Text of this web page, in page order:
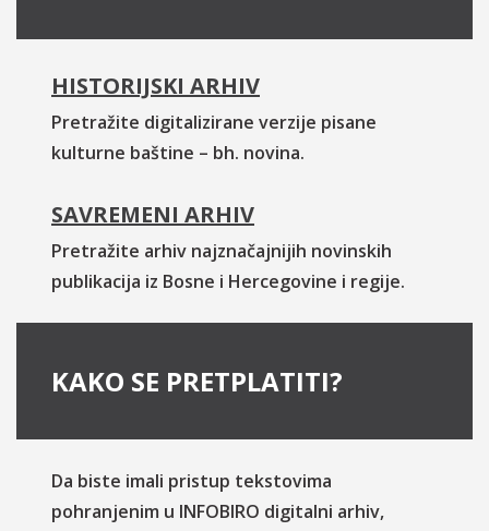
HISTORIJSKI ARHIV
Pretražite digitalizirane verzije pisane
kulturne baštine – bh. novina.
SAVREMENI ARHIV
Pretražite arhiv najznačajnijih novinskih
publikacija iz Bosne i Hercegovine i regije.
KAKO SE PRETPLATITI?
Da biste imali pristup tekstovima
pohranjenim u INFOBIRO digitalni arhiv,